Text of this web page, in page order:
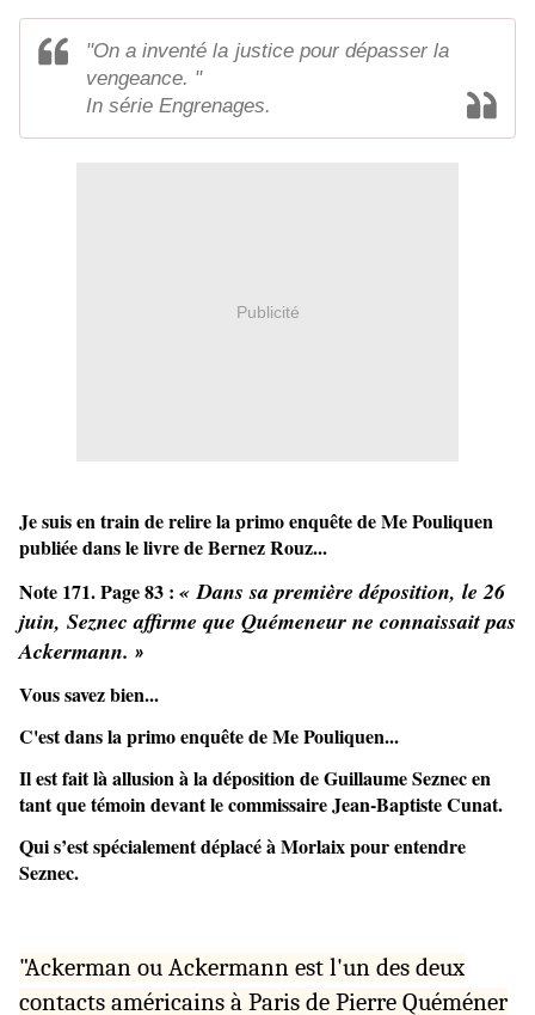
"On a inventé la justice pour dépasser la
vengeance. "
In série Engrenages.
Publicité
Je suis en train de relire la primo enquête de Me Pouliquen
publiée dans le livre de Bernez Rouz...
Note 171. Page 83 : « Dans sa première déposition, le 26
juin, Seznec affirme que Quémeneur ne connaissait pas
Ackermann. »
Vous savez bien...
C'est dans la primo enquête de Me Pouliquen...
Il est fait là allusion à la déposition de Guillaume Seznec en
tant que témoin devant le commissaire Jean-Baptiste Cunat.
Qui s’est spécialement déplacé à Morlaix pour entendre
Seznec.
"Ackerman ou Ackermann est l'un des deux
contacts américains à Paris de Pierre Quéméner